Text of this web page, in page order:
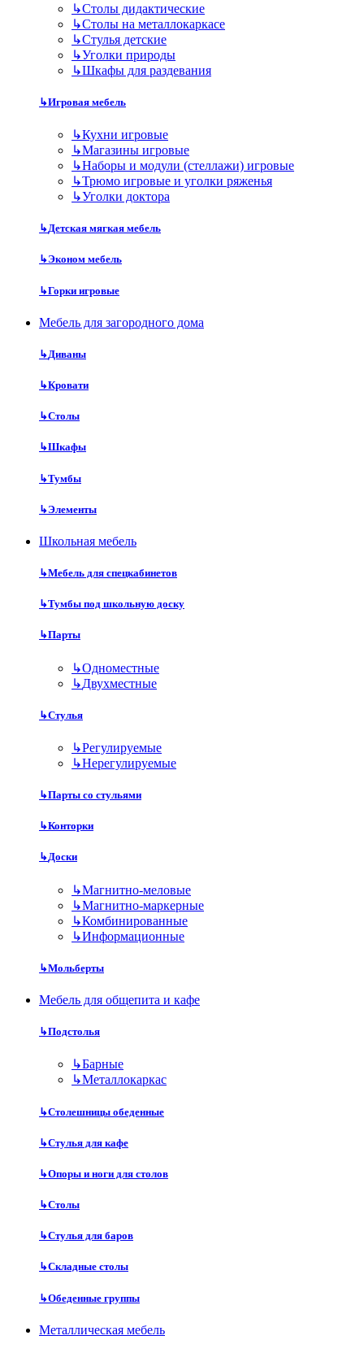
↳Столы дидактические
↳Столы на металлокаркасе
↳Стулья детские
↳Уголки природы
↳Шкафы для раздевания
↳Игровая мебель
↳Кухни игровые
↳Магазины игровые
↳Наборы и модули (стеллажи) игровые
↳Трюмо игровые и уголки ряженья
↳Уголки доктора
↳Детская мягкая мебель
↳Эконом мебель
↳Горки игровые
Мебель для загородного дома
↳Диваны
↳Кровати
↳Столы
↳Шкафы
↳Тумбы
↳Элементы
Школьная мебель
↳Мебель для спецкабинетов
↳Тумбы под школьную доску
↳Парты
↳Одноместные
↳Двухместные
↳Стулья
↳Регулируемые
↳Нерегулируемые
↳Парты со стульями
↳Конторки
↳Доски
↳Магнитно-меловые
↳Магнитно-маркерные
↳Комбинированные
↳Информационные
↳Мольберты
Мебель для общепита и кафе
↳Подстолья
↳Барные
↳Металлокаркас
↳Столешницы обеденные
↳Стулья для кафе
↳Опоры и ноги для столов
↳Столы
↳Стулья для баров
↳Складные столы
↳Обеденные группы
Металлическая мебель